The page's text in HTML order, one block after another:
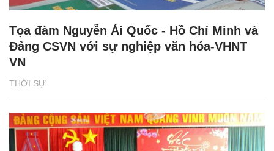
THỜI SỰ
Tọa đàm Nguyễn Ái Quốc - Hồ Chí Minh và
Đảng CSVN với sự nghiệp văn hóa-VHNT
VN